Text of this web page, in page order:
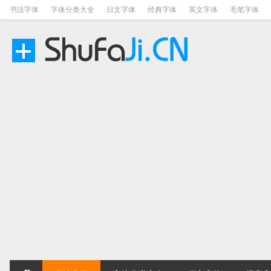
书法字体 字体分类大全 日文字体 经典字体 英文字体 毛笔字体